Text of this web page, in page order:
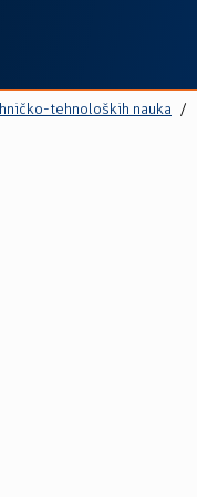
tehnoloških nauka